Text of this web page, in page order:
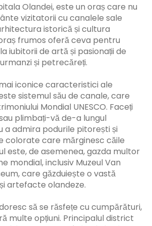
Olandei, este un oraș care nu
vizitatorii cu canalele sale
istorică și cultura
frumos oferă ceva pentru
iubitorii de artă și pasionații de
și petrecăreți.
iconice caracteristici ale
sistemul său de canale, care
Mondial UNESCO. Faceți
plimbați-vă de-a lungul
a admira podurile pitorești și
colorate care mărginesc căile
este, de asemenea, gazda multor
mondial, inclusiv Muzeul Van
care găzduiește o vastă
artefacte olandeze.
să se răsfețe cu cumpărături,
multe opțiuni. Principalul district